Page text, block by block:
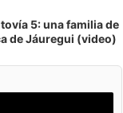
5: una familia de
de Jáuregui (video)